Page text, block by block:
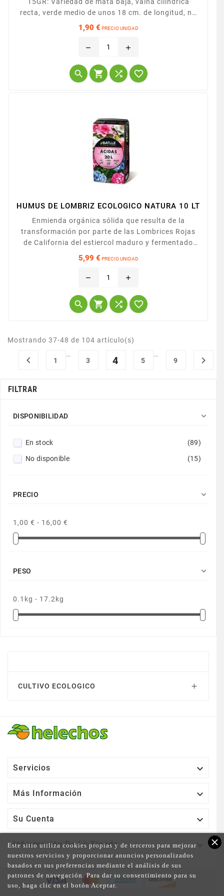
recta, verde medio de unos 18 cm. de longitud, no
hace hilos.
1,90 € PRECIO UNIDAD
remove add
   
HUMUS DE LOMBRIZ ECOLOGICO NATURA 10 LT
Enmienda orgánica sólida que resulta de la
transformación por parte de las Lombrices Rojas
de California del estiercol maduro y fermentado
varias veces, en humus directamente e
integramente asimilable por parte de la planta.
Producto 100% natural y registrado como producto
5,99 € PRECIO UNIDAD
remove add
   
Mostrando 37-48 de 104 artículo(s)
 1
…
3
4 5
…
9

FILTRAR
DISPONIBILIDAD 
En stock
(89)
No disponible
(15)
PRECIO 
1,00 € - 16,00 €
PESO 
0.1kg - 17.2kg
CULTIVO ECOLOGICO 
Servicios 
Más Información 
Su Cuenta 
Información De La Tienda  close
Este sitio utiliza cookies propias y de terceros para mejorar
nuestros servicios y proporcionar anuncios personalizados
basados en sus preferencias mediante el análisis de sus
patrones de navegación. Para dar su consentimiento para su
uso, haga clic en el botón Aceptar.